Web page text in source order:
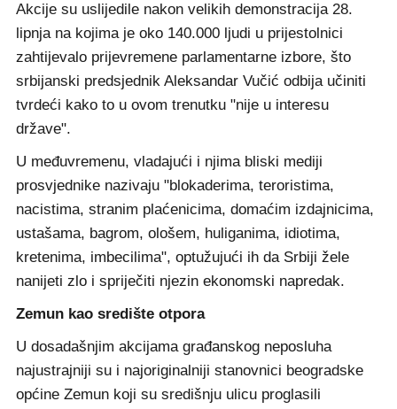
Akcije su uslijedile nakon velikih demonstracija 28.
lipnja na kojima je oko 140.000 ljudi u prijestolnici
zahtijevalo prijevremene parlamentarne izbore, što
srbijanski predsjednik Aleksandar Vučić odbija učiniti
tvrdeći kako to u ovom trenutku "nije u interesu
države".
U međuvremenu, vladajući i njima bliski mediji
prosvjednike nazivaju "blokaderima, teroristima,
nacistima, stranim plaćenicima, domaćim izdajnicima,
ustašama, bagrom, ološem, huliganima, idiotima,
kretenima, imbecilima", optužujući ih da Srbiji žele
nanijeti zlo i spriječiti njezin ekonomski napredak.
Zemun kao središte otpora
U dosadašnjim akcijama građanskog neposluha
najustrajniji su i najoriginalniji stanovnici beogradske
općine Zemun koji su središnju ulicu proglasili